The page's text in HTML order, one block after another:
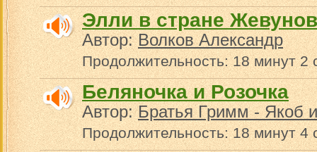
Элли в стране Жевунов
Автор:Волков Александр
Продолжительность: 18 минут 2
Беляночка и Розочка
Автор:Братья Гримм - Якоб
Продолжительность: 18 минут 4